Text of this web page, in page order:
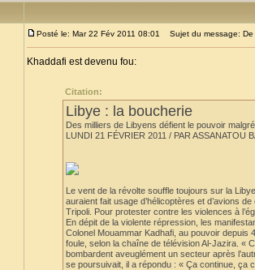
Posté le: Mar 22 Fév 2011 08:01 Sujet du message: De
Khaddafi est devenu fou:
Citation:
Libye : la boucherie
Des milliers de Libyens défient le pouvoir
LUNDI 21 FÉVRIER 2011 / PAR ASSANATOU
Le vent de la révolte souffle toujours sur la
auraient fait usage d’hélicoptères et d’avions
Tripoli. Pour protester contre les violences à
En dépit de la violente répression, les
Colonel Mouammar Kadhafi, au pouvoir depuis
foule, selon la chaîne de télévision Al-Jazira. «
bombardent aveuglément un secteur après
se poursuivait, il a répondu : « Ça continue, ça